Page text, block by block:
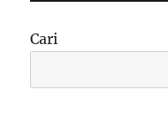
Cari